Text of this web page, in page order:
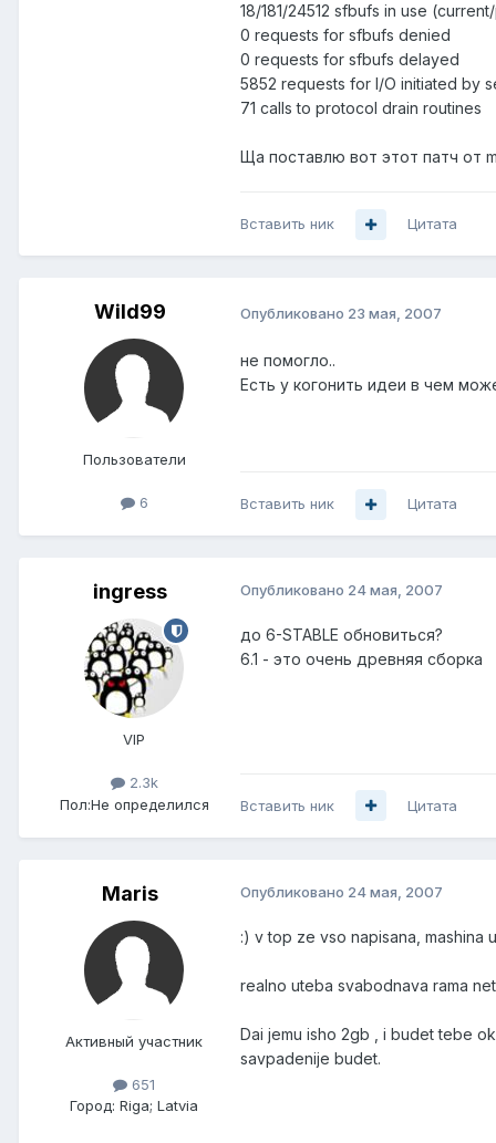
18/181/24512 sfbufs in use
0 requests for sfbufs denied
0 requests for sfbufs delayed
5852 requests for I/O initiated by
71 calls to protocol drain routines
Ща поставлю вот этот патч от
Вставить ник Цитата
Wild99
Пользователи
6
Опубликовано 23 мая, 2007
не помогло..
Есть у когонить идеи в чем
Вставить ник Цитата
ingress
VIP
2.3k
Пол:Не определился
Опубликовано 24 мая, 2007
до 6-STABLE обновиться?
6.1 - это очень древняя сборка
Вставить ник Цитата
Maris
Активный участник
651
Город: Riga; Latvia
Опубликовано 24 мая, 2007
:) v top ze vso napisana, mashina
realno uteba svabodnava rama
Dai jemu isho 2gb , i budet tebe
savpadenije budet.